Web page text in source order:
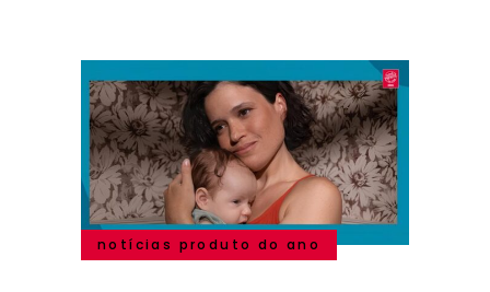
notícias produto do ano